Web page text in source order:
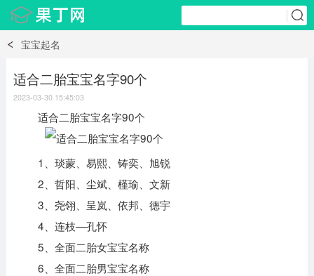
宝宝起名
适合二胎宝宝名字90个
2023-03-30 15:45:03
适合二胎宝宝名字90个
1、琰蒙、易熙、铸奕、旭锐
2、哲阳、尘斌、槿瑜、文新
3、尧翎、呈岚、依邦、德宇
4、连枝—孔怀
5、全面二胎女宝宝名称
6、全面二胎男宝宝名称